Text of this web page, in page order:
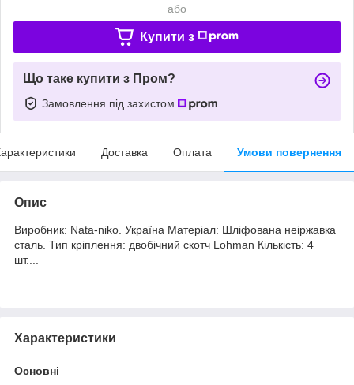
або
Купити з
Що таке купити з Пром?
Замовлення під захистом
Доставка Оплата Умови повернення
Опис
Виробник: Nata-niko. Україна Матеріал: Шліфована неіржавка
сталь. Тип кріплення: двобічний скотч Lohman Кількість: 4
шт....
Характеристики
Основні